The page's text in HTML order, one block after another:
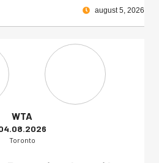
august 5, 2026
WTA
Toronto